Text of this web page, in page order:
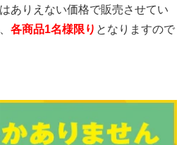
ありえない価格で販売させてい
各商品1名様限り となりますので